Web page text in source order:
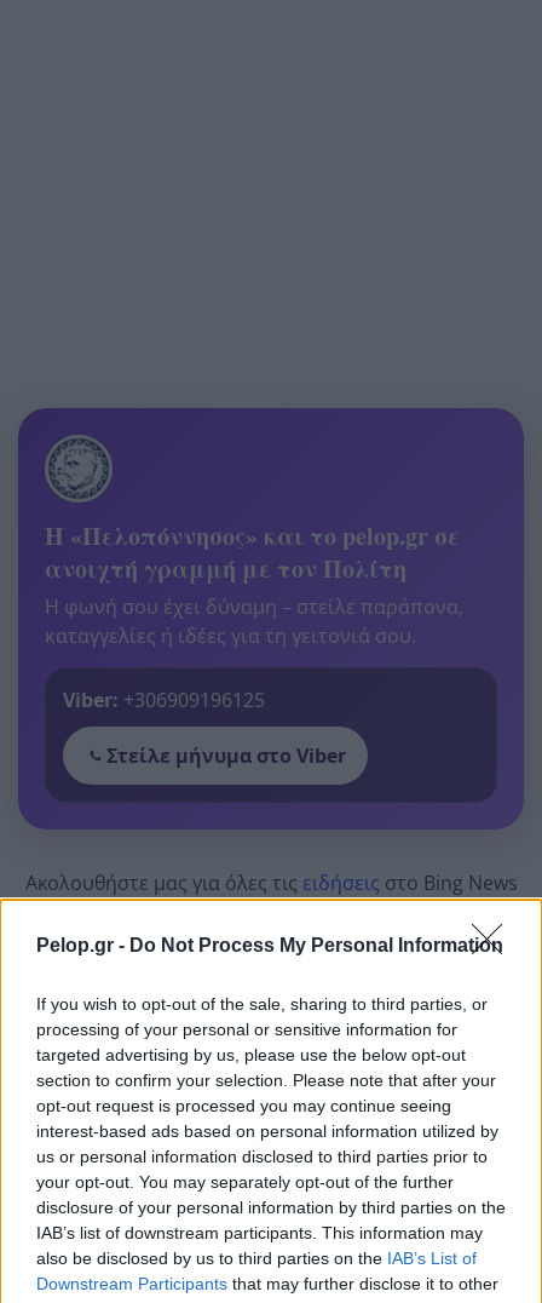
Pelop.gr - Do Not Process My Personal Information
If you wish to opt-out of the sale, sharing to third parties, or
processing of your personal or sensitive information for
targeted advertising by us, please use the below opt-out
section to confirm your selection. Please note that after your
opt-out request is processed you may continue seeing
interest-based ads based on personal information utilized by
us or personal information disclosed to third parties prior to
your opt-out. You may separately opt-out of the further
disclosure of your personal information by third parties on the
IAB’s list of downstream participants. This information may
also be disclosed by us to third parties on the IAB’s List of
Downstream Participants that may further disclose it to other
Η «Πελοπόννησος» και το pelop.gr σε
ανοιχτή γραμμή με τον Πολίτη
Η φωνή σου έχει δύναμη – στείλε παράπονα,
καταγγελίες ή ιδέες για τη γειτονιά σου.
Viber: +306909196125
Στείλε μήνυμα στο Viber
Ακολουθήστε μας για όλες τις ειδήσεις στο Bing News